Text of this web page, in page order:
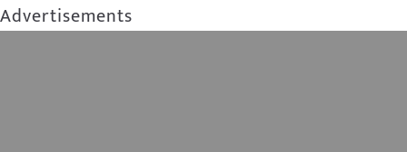
Advertisements